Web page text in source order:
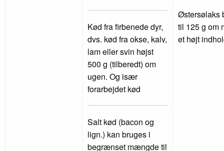
Kød fra firbenede dyr,
dvs. kød fra okse, kalv,
lam eller svin højst
500 g (tilberedt) om
ugen. Og især
forarbejdet kød
Salt kød (bacon og
lign.) kan bruges i
begrænset mængde til
Østersølaks
til 125 g om
et højt